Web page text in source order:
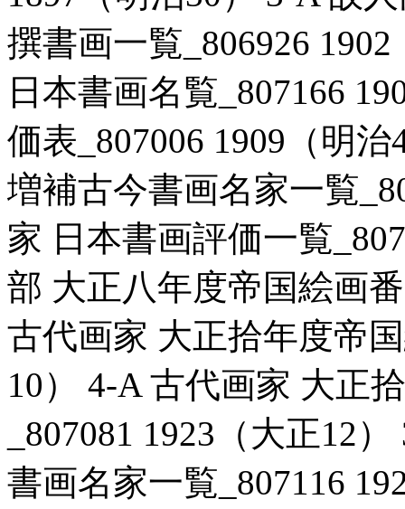
撰書画一覧_806926
日本書画名覧_807166
価表_807006 1909（明
増補古今書画名家一覧
家 日本書画評価一覧
部 大正八年度帝国絵画
古代画家 大正拾年度帝
10） 4-A 古代画家 大正
_807081 1923（大正12
書画名家一覧_807116